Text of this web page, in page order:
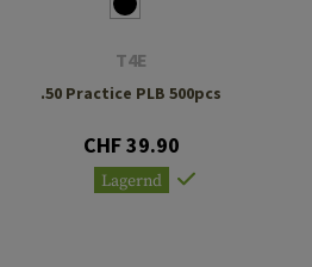
T4E
.50 Practice PLB 500pcs
CHF 39.90
Lagernd